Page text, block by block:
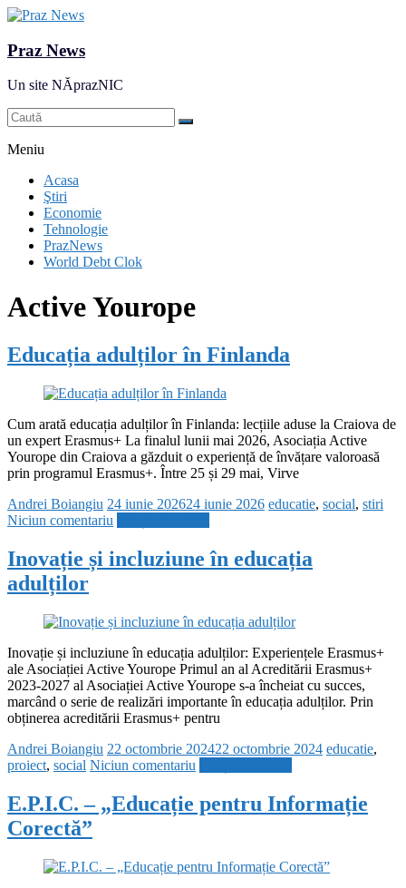
Praz News
Un site NĂprazNIC
Meniu
Acasa
Ştiri
Economie
Tehnologie
PrazNews
World Debt Clok
Active Yourope
Educația adulților în Finlanda
Cum arată educația adulților în Finlanda: lecțiile aduse la Craiova de
un expert Erasmus+ La finalul lunii mai 2026, Asociația Active
Yourope din Craiova a găzduit o experiență de învățare valoroasă
prin programul Erasmus+. Între 25 și 29 mai, Virve
Andrei Boiangiu 24 iunie 202624 iunie 2026 educatie, social, stiri
Niciun comentariu
Inovație și incluziune în educația
adulților
Inovație și incluziune în educația adulților: Experiențele Erasmus+
ale Asociației Active Yourope Primul an al Acreditării Erasmus+
2023-2027 al Asociației Active Yourope s-a încheiat cu succes,
marcând o serie de realizări importante în educația adulților. Prin
obținerea acreditării Erasmus+ pentru
Andrei Boiangiu 22 octombrie 202422 octombrie 2024 educatie,
proiect, social Niciun comentariu
E.P.I.C. – „Educație pentru Informație
Corectă”